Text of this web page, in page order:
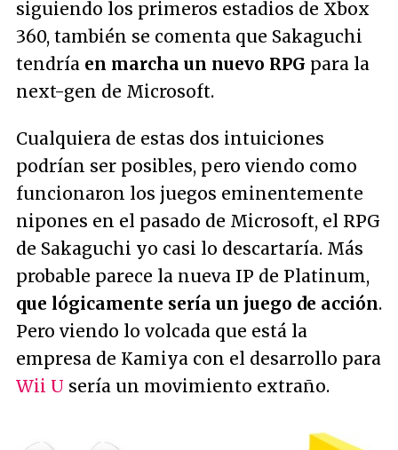
siguiendo los primeros estadios de Xbox
360, también se comenta que Sakaguchi
tendría en marcha un nuevo RPG para la
next-gen de Microsoft.
Cualquiera de estas dos intuiciones
podrían ser posibles, pero viendo como
funcionaron los juegos eminentemente
nipones en el pasado de Microsoft, el RPG
de Sakaguchi yo casi lo descartaría. Más
probable parece la nueva IP de Platinum,
que lógicamente sería un juego de acción.
Pero viendo lo volcada que está la
empresa de Kamiya con el desarrollo para
Wii U sería un movimiento extraño.